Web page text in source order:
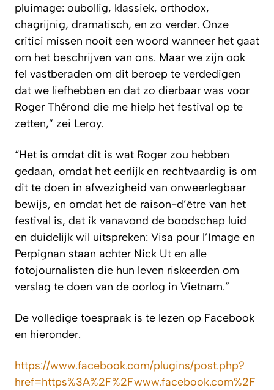
pluimage: oubollig, klassiek, orthodox,
chagrijnig, dramatisch, en zo verder. Onze
critici missen nooit een woord wanneer het gaat
om het beschrijven van ons. Maar we zijn ook
fel vastberaden om dit beroep te verdedigen
dat we liefhebben en dat zo dierbaar was voor
Roger Thérond die me hielp het festival op te
zetten,” zei Leroy.
“Het is omdat dit is wat Roger zou hebben
gedaan, omdat het eerlijk en rechtvaardig is om
dit te doen in afwezigheid van onweerlegbaar
bewijs, en omdat het de raison-d’être van het
festival is, dat ik vanavond de boodschap luid
en duidelijk wil uitspreken: Visa pour l’Image en
Perpignan staan achter Nick Ut en alle
fotojournalisten die hun leven riskeerden om
verslag te doen van de oorlog in Vietnam.”
De volledige toespraak is te lezen op Facebook
en hieronder.
https://www.facebook.com/plugins/post.php?
href=https%3A%2F%2Fwww.facebook.com%2F